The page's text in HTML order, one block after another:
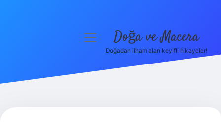
menüyü Doğa ve Macera
Doğadan ilham alan keyifli hikayeler!